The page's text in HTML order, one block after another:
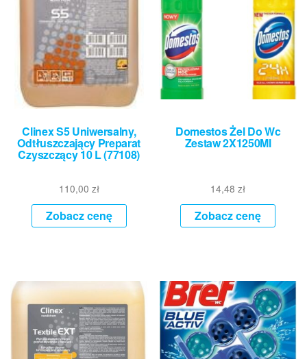
Clinex S5 Uniwersalny,
Odtłuszczający Preparat
Czyszczący 10 L (77108)
110,00 zł
Zobacz cenę
Domestos Żel Do Wc
Zestaw 2X1250Ml
14,48zł
Zobacz cenę